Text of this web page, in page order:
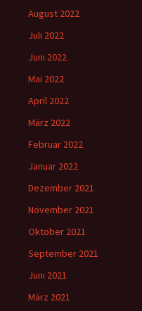
August 2022
Juli 2022
Juni 2022
Mai 2022
April 2022
März 2022
Februar 2022
Januar 2022
Dezember 2021
November 2021
Oktober 2021
September 2021
Juni 2021
März 2021